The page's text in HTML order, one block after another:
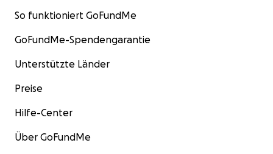
So funktioniert GoFundMe
GoFundMe-Spendengarantie
Unterstützte Länder
Preise
Hilfe-Center
Über GoFundMe